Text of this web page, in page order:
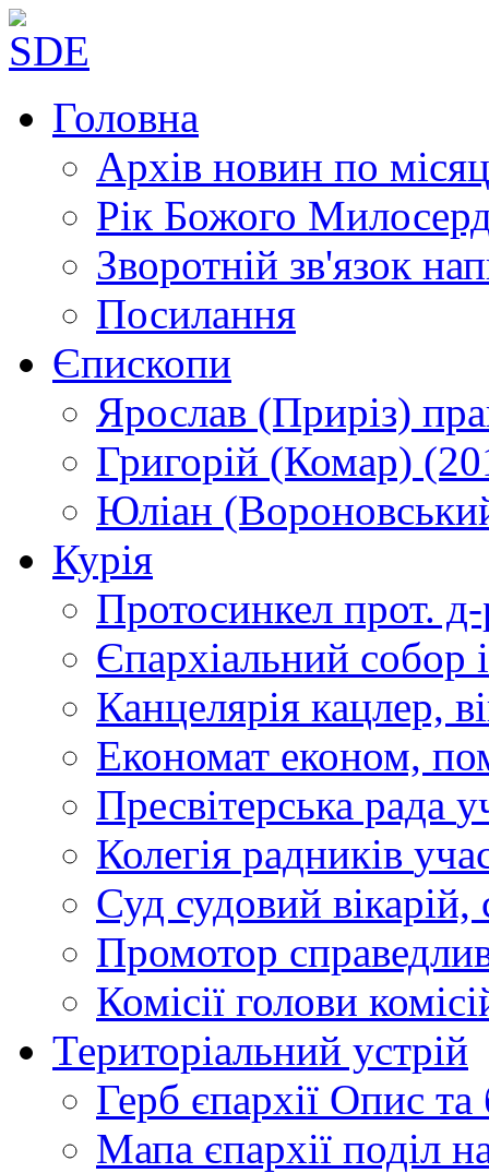
Головна
Архів новин по
Рік Божого
Зворотній зв'язок
Посилання
Єпископи
Ярослав (Приріз)
Григорій (Комар)
Юліан
Курія
Протосинкел прот.
Єпархіальний собор
Канцелярія кацлер,
Економат економ,
Пресвітерська рада
Колегія радників
Суд судовий вікарій,
Промотор
Комісії голови
Територіальний устрій
Герб єпархії Опис та
Мапа єпархії поділ